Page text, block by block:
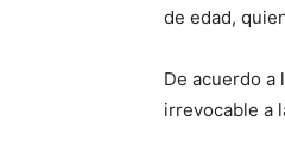
de edad,
De acuerdo a
irrevocable a